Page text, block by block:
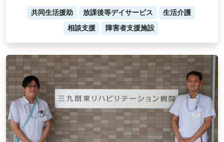
共同生活援助 放課後等デイサービス
生活介護
相談支援
障害者支援施設